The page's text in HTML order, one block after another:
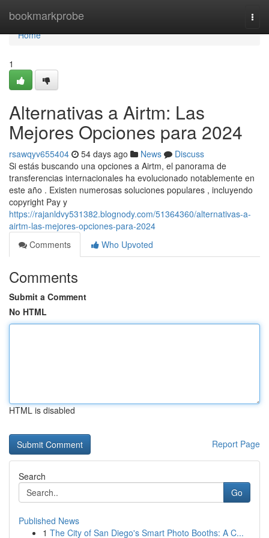
bookmarkprobe
Home
Home
1
Alternativas a Airtm: Las
Mejores Opciones para 2024
rsawqyv655404 54 days ago News
Discuss
Si estás buscando una opciones a Airtm, el panorama de
transferencias internacionales ha evolucionado notablemente en
este año . Existen numerosas soluciones populares , incluyendo
copyright Pay y
https://rajanldvy531382.blognody.com/51364360/alternativas-a-
airtm-las-mejores-opciones-para-2024
Comments
Who Upvoted
Comments
Submit a Comment
No HTML
HTML is disabled
Report Page
Search
Go
Published News
1 The City of San Diego's Smart Photo Booths: A C...